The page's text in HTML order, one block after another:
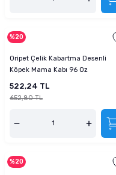
%20
Oripet Çelik Kabartma Desenli
Köpek Mama Kabı 96 Oz
522,24 TL
652,80 TL
%20